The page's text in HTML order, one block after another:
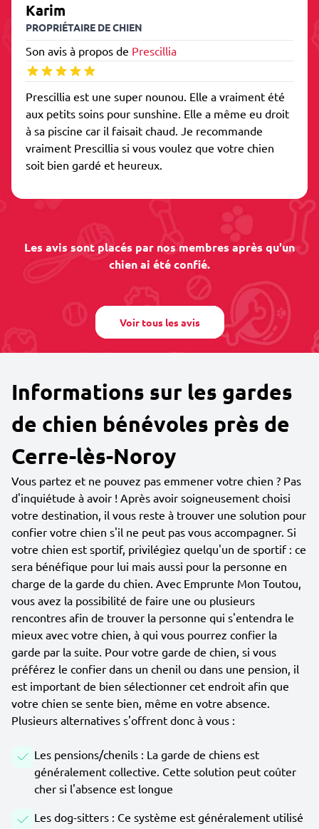
Karim
PROPRIÉTAIRE DE CHIEN
Son avis à propos de Prescillia
Prescillia est une super nounou. Elle a vraiment été
aux petits soins pour sunshine. Elle a même eu droit
à sa piscine car il faisait chaud. Je recommande
vraiment Prescillia si vous voulez que votre chien
soit bien gardé et heureux.
Les avis sont placés par nos membres après qu'un
chien ai été confié.
Voir tous les avis
Informations sur les gardes
de chien bénévoles près de
Cerre-lès-Noroy
Vous partez et ne pouvez pas emmener votre chien ? Pas
d'inquiétude à avoir ! Après avoir soigneusement choisi
votre destination, il vous reste à trouver une solution pour
confier votre chien s'il ne peut pas vous accompagner. Si
votre chien est sportif, privilégiez quelqu'un de sportif : ce
sera bénéfique pour lui mais aussi pour la personne en
charge de la garde du chien. Avec Emprunte Mon Toutou,
vous avez la possibilité de faire une ou plusieurs
rencontres afin de trouver la personne qui s'entendra le
mieux avec votre chien, à qui vous pourrez confier la
garde par la suite. Pour votre garde de chien, si vous
préférez le confier dans un chenil ou dans une pension, il
est important de bien sélectionner cet endroit afin que
votre chien se sente bien, même en votre absence.
Plusieurs alternatives s'offrent donc à vous :
Les pensions/chenils : La garde de chiens est
généralement collective. Cette solution peut coûter
cher si l'absence est longue
Les dog-sitters : Ce système est généralement utilisé